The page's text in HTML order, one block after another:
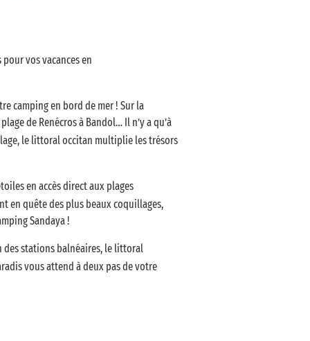
vos vacances en
camping en bord de mer ! Sur la
de Renécros à Bandol… Il n’y a qu’à
le littoral occitan multiplie les trésors
en accès direct aux plages
en quête des plus beaux coquillages,
Sandaya !
des stations balnéaires, le littoral
vous attend à deux pas de votre